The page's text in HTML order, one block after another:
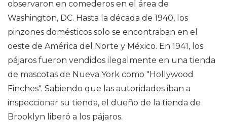
observaron en comederos en el área de
Washington, DC. Hasta la década de 1940, los
pinzones domésticos solo se encontraban en el
oeste de América del Norte y México. En 1941, los
pájaros fueron vendidos ilegalmente en una tienda
de mascotas de Nueva York como "Hollywood
Finches". Sabiendo que las autoridades iban a
inspeccionar su tienda, el dueño de la tienda de
Brooklyn liberó a los pájaros.